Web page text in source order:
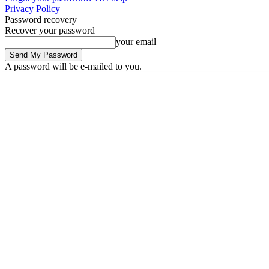
Privacy Policy
Password recovery
Recover your password
your email
A password will be e-mailed to you.